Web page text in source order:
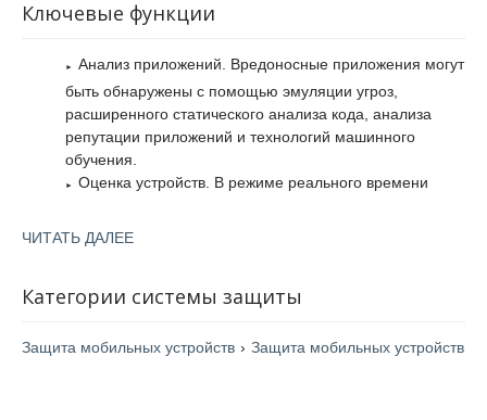
атакам в виде перехвата информации в них.
Ключевые функции
Анализ приложений. Вредоносные приложения могут
быть обнаружены с помощью эмуляции угроз,
расширенного статического анализа кода, анализа
репутации приложений и технологий машинного
обучения.
Оценка устройств. В режиме реального времени
обнаруживаются атаки, уязвимости и изменения
предотвращает фишинговые атаки, кражу учетных
серверами управления и контроля злоумышленника, а
ЧИТАТЬ ДАЛЕЕ
Категории системы защиты
Защита мобильных устройств › Защита мобильных устройств